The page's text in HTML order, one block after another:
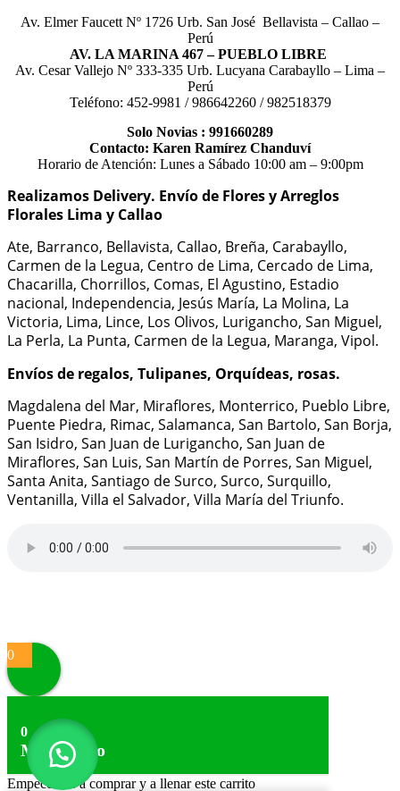
Av. Elmer Faucett Nº 1726 Urb. San José Bellavista – Callao –
Perú
AV. LA MARINA 467 – PUEBLO LIBRE
Av. Cesar Vallejo Nº 333-335 Urb. Lucyana Carabayllo – Lima –
Perú
Teléfono: 452-9981 / 986642260 / 982518379
Solo Novias : 991660289
Contacto: Karen Ramírez Chanduví
Horario de Atención: Lunes a Sábado 10:00 am – 9:00pm
Realizamos Delivery. Envío de Flores y Arreglos
Florales Lima y Callao
Ate, Barranco, Bellavista, Callao, Breña, Carabayllo,
Carmen de la Legua, Centro de Lima, Cercado de Lima,
Chacarilla, Chorrillos, Comas, El Agustino, Estadio
nacional, Independencia, Jesús María, La Molina, La
Victoria, Lima, Lince, Los Olivos, Lurigancho, San Miguel,
La Perla, La Punta, Carmen de la Legua, Maranga, Vipol.
Envíos de regalos, Tulipanes, Orquídeas, rosas.
Magdalena del Mar, Miraflores, Monterrico, Pueblo Libre,
Puente Piedra, Rimac, Salamanca, San Bartolo, San Borja,
San Isidro, San Juan de Lurigancho, San Juan de
Miraflores, San Luis, San Martín de Porres, San Miguel,
Santa Anita, Santiago de Surco, Surco, Surquillo,
Ventanilla, Villa el Salvador, Villa María del Triunfo.
0
0
Mi Carrito
Empecemos a comprar y a llenar este carrito